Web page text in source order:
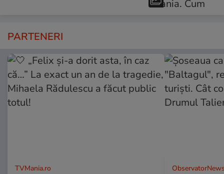
PARTENERI
TVMania.ro